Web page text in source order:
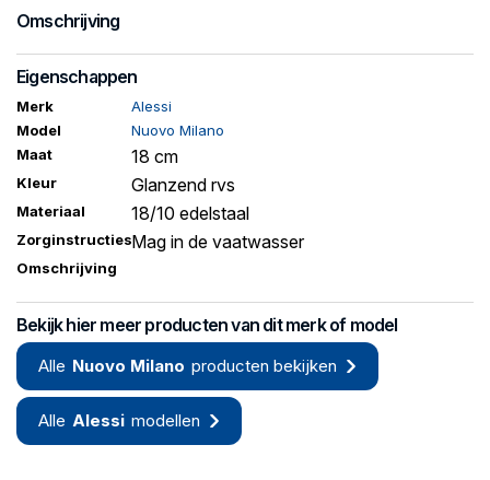
Omschrijving
Eigenschappen
Merk
Alessi
Model
Nuovo Milano
Maat
18 cm
Kleur Glanzend rvs
Materiaal 18/10 edelstaal
ZorginstructiesMag in de vaatwasser
Omschrijving
Bekijk hier meer producten van dit merk of model
Alle Nuovo Milano producten bekijken
Alle Alessi modellen